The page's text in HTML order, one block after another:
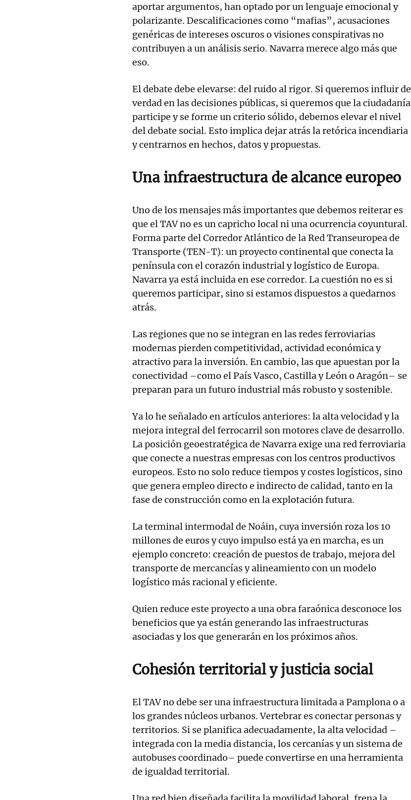
aportar argumentos, han optado por un lenguaje emocional y
polarizante. Descalificaciones como “mafias”, acusaciones
genéricas de intereses oscuros o visiones conspirativas no
contribuyen a un análisis serio. Navarra merece algo más que
eso.
El debate debe elevarse: del ruido al rigor. Si queremos influir de
verdad en las decisiones públicas, si queremos que la ciudadanía
participe y se forme un criterio sólido, debemos elevar el nivel
del debate social. Esto implica dejar atrás la retórica incendiaria
y centrarnos en hechos, datos y propuestas.
Una infraestructura de alcance europeo
Uno de los mensajes más importantes que debemos reiterar es
que el TAV no es un capricho local ni una ocurrencia coyuntural.
Forma parte del Corredor Atlántico de la Red Transeuropea de
Transporte (TEN-T): un proyecto continental que conecta la
península con el corazón industrial y logístico de Europa.
Navarra ya está incluida en ese corredor. La cuestión no es si
queremos participar, sino si estamos dispuestos a quedarnos
atrás.
Las regiones que no se integran en las redes ferroviarias
modernas pierden competitividad, actividad económica y
atractivo para la inversión. En cambio, las que apuestan por la
conectividad –como el País Vasco, Castilla y León o Aragón– se
preparan para un futuro industrial más robusto y sostenible.
Ya lo he señalado en artículos anteriores: la alta velocidad y la
mejora integral del ferrocarril son motores clave de desarrollo.
La posición geoestratégica de Navarra exige una red ferroviaria
que conecte a nuestras empresas con los centros productivos
europeos. Esto no solo reduce tiempos y costes logísticos, sino
que genera empleo directo e indirecto de calidad, tanto en la
fase de construcción como en la explotación futura.
La terminal intermodal de Noáin, cuya inversión roza los 10
millones de euros y cuyo impulso está ya en marcha, es un
ejemplo concreto: creación de puestos de trabajo, mejora del
transporte de mercancías y alineamiento con un modelo
logístico más racional y eficiente.
Quien reduce este proyecto a una obra faraónica desconoce los
beneficios que ya están generando las infraestructuras
asociadas y los que generarán en los próximos años.
Cohesión territorial y justicia social
El TAV no debe ser una infraestructura limitada a Pamplona o a
los grandes núcleos urbanos. Vertebrar es conectar personas y
territorios. Si se planifica adecuadamente, la alta velocidad –
integrada con la media distancia, los cercanías y un sistema de
autobuses coordinado– puede convertirse en una herramienta
de igualdad territorial.